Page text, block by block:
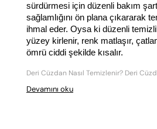
sürdürmesi için düzenli bakım
sağlamlığını ön plana çıkararak
ihmal eder. Oysa ki düzenli
yüzey kirlenir, renk matlaşır,
ömrü ciddi şekilde kısalır.
Deri Cüzdan Nasıl Temizlenir? Deri
Devamını oku